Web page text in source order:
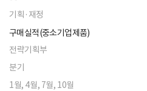
기획·재정
구매실적(중소기업제품)
전략기획부
분기
1월, 4월, 7월, 10월